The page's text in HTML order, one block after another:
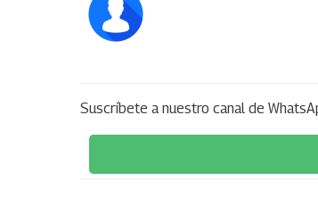
Suscríbete a nuestro canal de